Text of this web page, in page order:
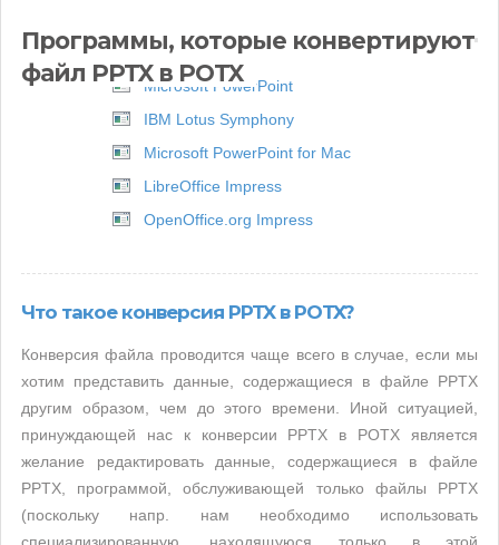
Программы, которые конвертируют
файл PPTX в POTX
Microsoft PowerPoint
IBM Lotus Symphony
Microsoft PowerPoint for Mac
LibreOffice Impress
OpenOffice.org Impress
Что такое конверсия PPTX в POTX?
Конверсия файла проводится чаще всего в случае, если мы
хотим представить данные, содержащиеся в файле PPTX
другим образом, чем до этого времени. Иной ситуацией,
принуждающей нас к конверсии PPTX в POTX является
желание редактировать данные, содержащиеся в файле
PPTX, программой, обслуживающей только файлы PPTX
(поскольку напр. нам необходимо использовать